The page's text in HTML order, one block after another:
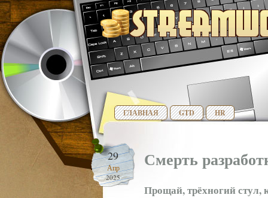
ГЛАВНАЯ GTD HR
29
Апр
2025
Смерть
Прощай, трёхногий